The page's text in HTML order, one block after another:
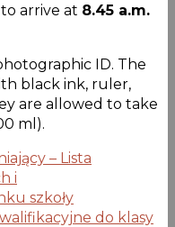
arrive at 8.45 a.m.
ID. The
black ink, ruler,
are allowed to take
ml).
– Lista
i
szkoły
do klasy